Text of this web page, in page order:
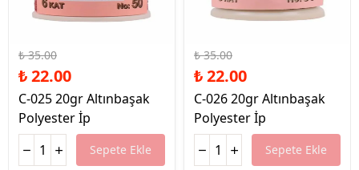
₺ 35.00
₺ 22.00
C-025 20gr Altınbaşak
Polyester İp
Sepete Ekle
₺ 35.00
₺ 22.00
C-026 20gr Altınbaşak
Polyester İp
Sepete Ekle